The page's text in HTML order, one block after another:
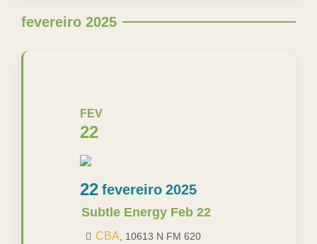
fevereiro 2025
FEV
22
22 fevereiro 2025
Subtle Energy Feb 22
CBA
10613 N FM 620